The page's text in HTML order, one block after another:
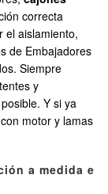
correcta
el aislamiento,
de Embajadores
Siempre
y
Y si ya
motor y lamas
a medida e